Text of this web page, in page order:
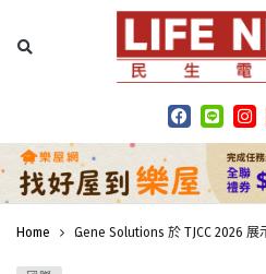
Home Gene Solutions 於 TJCC 2026